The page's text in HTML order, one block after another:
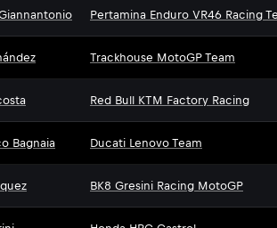
Pertamina Enduro VR46 Racing
Trackhouse MotoGP Team
Red Bull KTM Factory Racing
Bagnaia Ducati Lenovo Team
BK8 Gresini Racing MotoGP